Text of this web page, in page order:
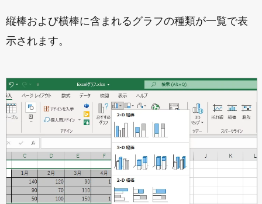
縦棒および横棒に含まれるグラフの種類が一覧で表
示されます。